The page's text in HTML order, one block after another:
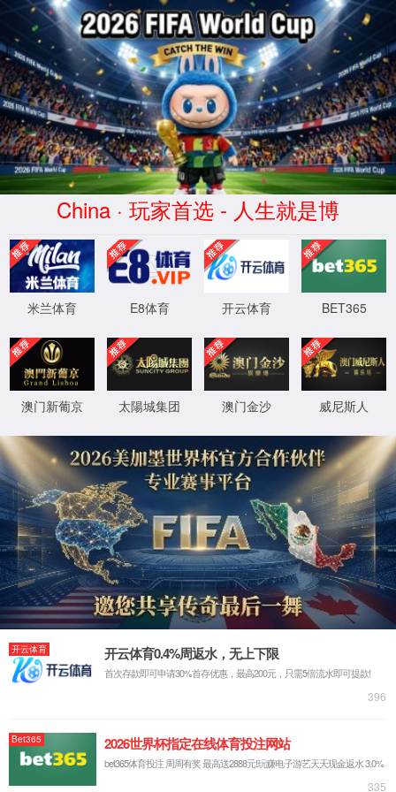
抱歉，您撞到了不存在的页面...
最有可能的原因是：
您输入的网址可能不正确
链接可能已过期
别担心，您可以尝试返回首页
XML 地图